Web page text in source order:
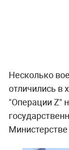
Несколько
отличились в
"Операции Z"